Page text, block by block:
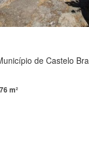
de Castelo
m²